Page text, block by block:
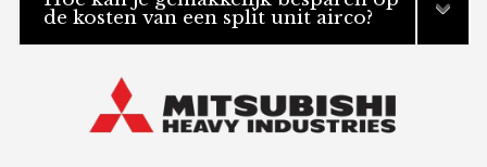
de kosten van een split unit airco?